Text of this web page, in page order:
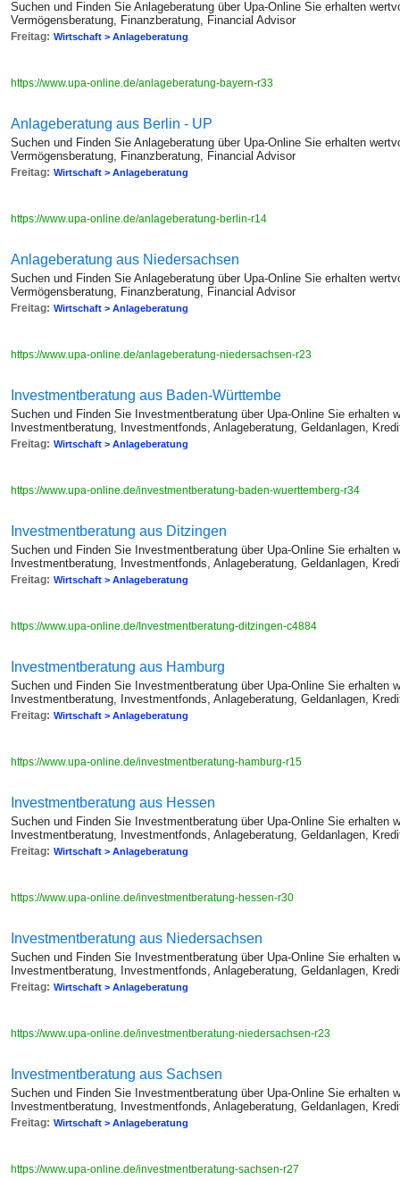
Suchen und Finden Sie Anlageberatung über Upa-Online Sie erhalten
Vermögensberatung, Finanzberatung, Financial Advisor
Freitag: Wirtschaft > Anlageberatung
https://www.upa-online.de/anlageberatung-bayern-r33
Anlageberatung aus Berlin - UP
Suchen und Finden Sie Anlageberatung über Upa-Online Sie erhalten
Vermögensberatung, Finanzberatung, Financial Advisor
Freitag: Wirtschaft > Anlageberatung
https://www.upa-online.de/anlageberatung-berlin-r14
Anlageberatung aus Niedersachsen
Suchen und Finden Sie Anlageberatung über Upa-Online Sie erhalten
Vermögensberatung, Finanzberatung, Financial Advisor
Freitag: Wirtschaft > Anlageberatung
https://www.upa-online.de/anlageberatung-niedersachsen-r23
Investmentberatung aus Baden-Württembe
Suchen und Finden Sie Investmentberatung über Upa-Online Sie erhalten
Investmentberatung, Investmentfonds, Anlageberatung, Geldanlagen,
Freitag: Wirtschaft > Anlageberatung
https://www.upa-online.de/investmentberatung-baden-wuerttemberg-r34
Investmentberatung aus Ditzingen
Suchen und Finden Sie Investmentberatung über Upa-Online Sie erhalten
Investmentberatung, Investmentfonds, Anlageberatung, Geldanlagen,
Freitag: Wirtschaft > Anlageberatung
https://www.upa-online.de/Investmentberatung-ditzingen-c4884
Investmentberatung aus Hamburg
Suchen und Finden Sie Investmentberatung über Upa-Online Sie erhalten
Investmentberatung, Investmentfonds, Anlageberatung, Geldanlagen,
Freitag: Wirtschaft > Anlageberatung
https://www.upa-online.de/investmentberatung-hamburg-r15
Investmentberatung aus Hessen
Suchen und Finden Sie Investmentberatung über Upa-Online Sie erhalten
Investmentberatung, Investmentfonds, Anlageberatung, Geldanlagen,
Freitag: Wirtschaft > Anlageberatung
https://www.upa-online.de/investmentberatung-hessen-r30
Investmentberatung aus Niedersachsen
Suchen und Finden Sie Investmentberatung über Upa-Online Sie erhalten
Investmentberatung, Investmentfonds, Anlageberatung, Geldanlagen,
Freitag: Wirtschaft > Anlageberatung
https://www.upa-online.de/investmentberatung-niedersachsen-r23
Investmentberatung aus Sachsen
Suchen und Finden Sie Investmentberatung über Upa-Online Sie erhalten
Investmentberatung, Investmentfonds, Anlageberatung, Geldanlagen,
Freitag: Wirtschaft > Anlageberatung
https://www.upa-online.de/investmentberatung-sachsen-r27